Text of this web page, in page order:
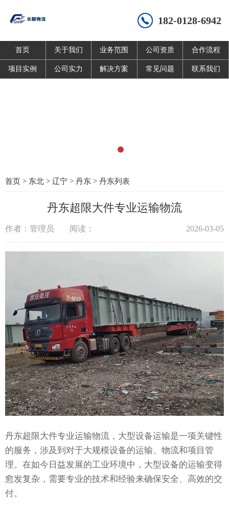
182-0128-6942
首页 关于我们 业务范围 公司资质 合作流程
项目实例 公司实力 解决方案 常见问题 联系我们
首页 > 东北 > 辽宁 > 丹东 > 丹东列表
丹东超限大件专业运输物流
作者：管理员 阅读： 2026-03-05
丹东超限大件专业运输物流，大型设备运输是一项关键性
的服务，涉及到对于大规模设备的运输、物流和项目管
理。在如今日益发展的工业环境中，大型设备的运输变得
愈发复杂，需要专业的技术和经验来确保安全、高效的交
付。